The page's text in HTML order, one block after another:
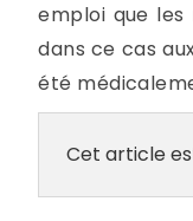
emploi que
dans ce cas
été
Cet article